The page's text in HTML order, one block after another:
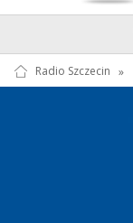
Radio Szczecin »